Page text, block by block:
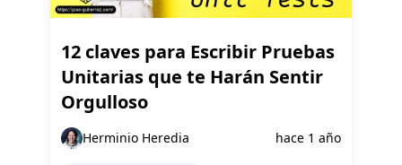
12 claves para Escribir Pruebas
Unitarias que te Harán Sentir
Orgulloso
Herminio Heredia hace 1 año